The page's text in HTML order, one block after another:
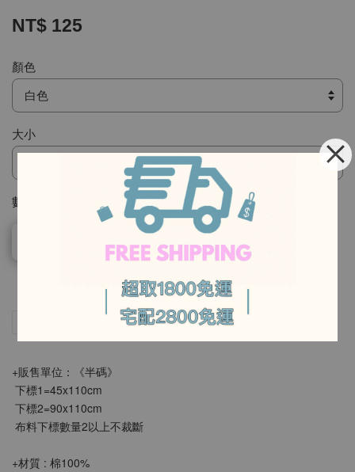
-
-
NT$ 125
顏色
大小
數量
Tweet Pin it
+販售單位：《半碼》
下標1=45x110cm
下標2=90x110cm
布料下標數量2以上不裁斷
+材質 : 棉100%